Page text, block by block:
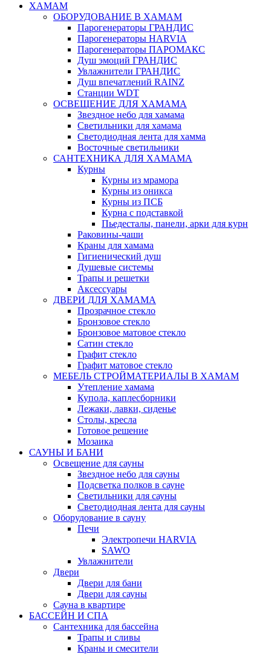
ХАМАМ
ОБОРУДОВАНИЕ В ХАМАМ
Парогенераторы ГРАНДИС
Парогенераторы HARVIA
Парогенераторы ПАРОМАКС
Душ эмоций ГРАНДИС
Увлажнители ГРАНДИС
Душ впечатлений RAINZ
Станции WDT
ОСВЕЩЕНИЕ ДЛЯ ХАМАМА
Звездное небо для хамама
Светильники для хамама
Светодиодная лента для хамма
Восточные светильники
САНТЕХНИКА ДЛЯ ХАМАМА
Курны
Курны из мрамора
Курны из оникса
Курны из ПСБ
Курна с подставкой
Пьедесталы, панели, арки для курн
Раковины-чаши
Краны для хамама
Гигиенический душ
Душевые системы
Трапы и решетки
Аксессуары
ДВЕРИ ДЛЯ ХАМАМА
Прозрачное стекло
Бронзовое стекло
Бронзовое матовое стекло
Сатин стекло
Графит стекло
Графит матовое стекло
МЕБЕЛЬ СТРОЙМАТЕРИАЛЫ В ХАМАМ
Утепление хамама
Купола, каплесборники
Лежаки, лавки, сиденье
Столы, кресла
Готовое решение
Мозаика
САУНЫ И БАНИ
Освещение для сауны
Звездное небо для сауны
Подсветка полков в сауне
Светильники для сауны
Светодиодная лента для сауны
Оборудование в сауну
Печи
Электропечи HARVIA
SAWO
Увлажнители
Двери
Двери для бани
Двери для сауны
Сауна в квартире
БАССЕЙН И СПА
Сантехника для бассейна
Трапы и сливы
Краны и смесители